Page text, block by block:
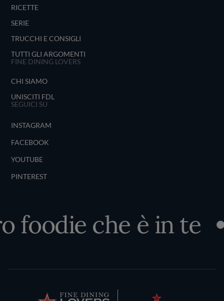
RICETTE
SERIE
TRUCCHI E CONSIGLI
TUTTI GLI ARGOMENTI
FINE DINING LOVERS
CHI SIAMO
UNISCITI FDL
SEGUICI SU
INSTAGRAM
FACEBOOK
YOUTUBE
PINTEREST
foodie che è in te